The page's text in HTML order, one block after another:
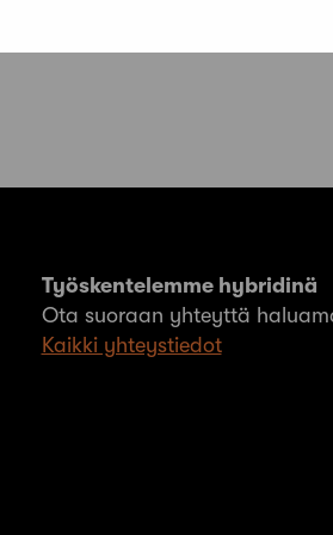
Työskentelemme hybridinä
Ota suoraan yhteyttä
Kaikki yhteystiedot